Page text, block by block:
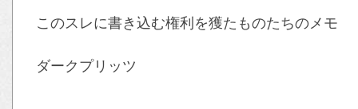
このスレに書き込む権利を獲たものたちのメモ
ダークプリッツ